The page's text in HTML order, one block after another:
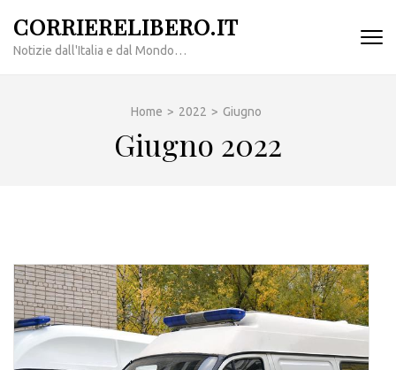
contenuto
CORRIERELIBERO.IT
Notizie dall'Italia e dal Mondo…
Home > 2022 > Giugno
Giugno 2022